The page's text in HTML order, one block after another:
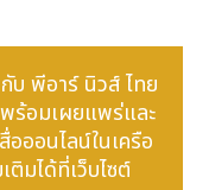
แต่ที่แบรนด์ปล่อยที
ระแสตอบรับอย่าง
ร่วมกับสองหนุ่ม ซี -
โซน The Storeys
โลกออนไลน์อีกครั้ง
ที่พุ่ง
กับ พีอาร์ นิวส์ ไทย
อมเผยแพร่และ
อออนไลน์ในเครือ
ติมได้ที่เว็บไซต์